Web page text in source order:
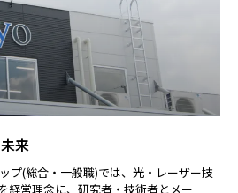
来
プ(総合・一般職)では、光・レーザー技
経営理念に、研究者・技術者とメー